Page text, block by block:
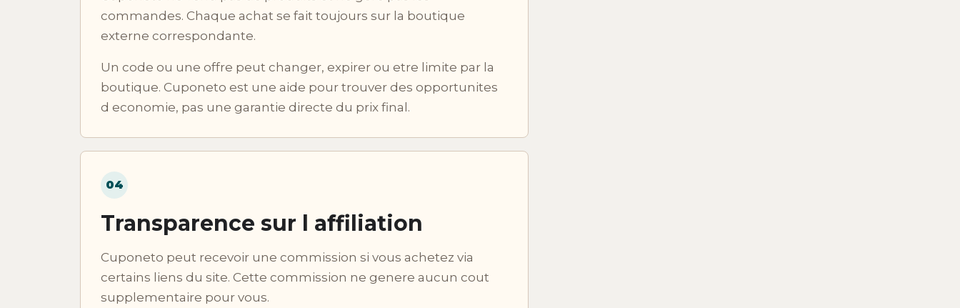
commandes. Chaque achat se fait toujours sur la boutique
externe correspondante.
Un code ou une offre peut changer, expirer ou etre limite par la
boutique. Cuponeto est une aide pour trouver des opportunites
d economie, pas une garantie directe du prix final.
04
Transparence sur l affiliation
Cuponeto peut recevoir une commission si vous achetez via
certains liens du site. Cette commission ne genere aucun cout
supplementaire pour vous.